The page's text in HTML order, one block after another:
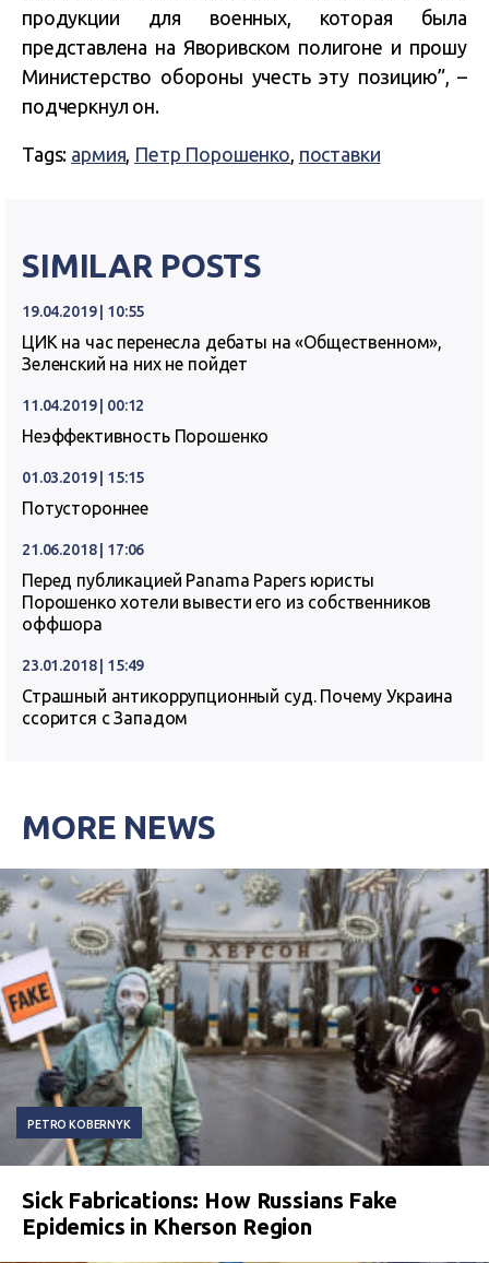
продукции для военных, которая была
представлена на Яворивском полигоне и прошу
Министерство обороны учесть эту позицию”, –
подчеркнул он.
Tags: армия, Петр Порошенко, поставки
SIMILAR POSTS
19.04.2019 | 10:55
ЦИК на час перенесла дебаты на «Общественном»,
Зеленский на них не пойдет
11.04.2019 | 00:12
Неэффективность Порошенко
01.03.2019 | 15:15
Потустороннее
21.06.2018 | 17:06
Перед публикацией Panama Papers юристы
Порошенко хотели вывести его из собственников
оффшора
23.01.2018 | 15:49
Страшный антикоррупционный суд. Почему Украина
ссорится с Западом
MORE NEWS
PETRO KOBERNYK
Sick Fabrications: How Russians Fake
Epidemics in Kherson Region